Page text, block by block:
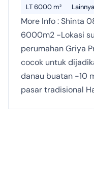
LT 6000 m² Lainnya
More Info : Shinta
6000m2 -Lokasi
perumahan Griya
cocok untuk
danau buatan -10
pasar tradisional